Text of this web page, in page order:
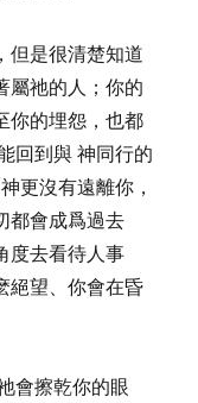
但是很清楚知道
屬祂的人；你的
你的埋怨，也都
回到與 神同行的
更沒有遠離你，
都會成爲過去
度去看待人事
絕望、你會在昏
會擦乾你的眼